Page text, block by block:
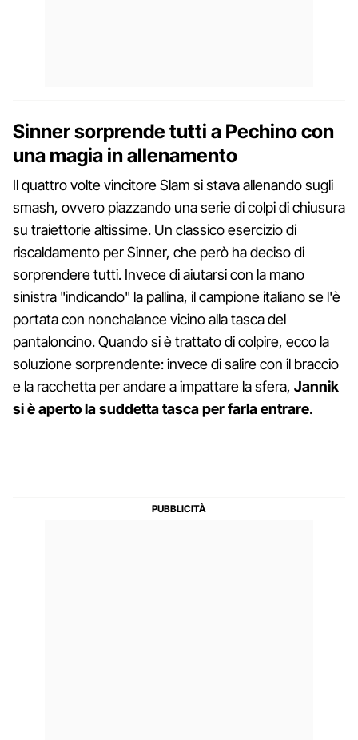
Sinner sorprende tutti a Pechino con
una magia in allenamento
Il quattro volte vincitore Slam si stava allenando sugli
smash, ovvero piazzando una serie di colpi di chiusura
su traiettorie altissime. Un classico esercizio di
riscaldamento per Sinner, che però ha deciso di
sorprendere tutti. Invece di aiutarsi con la mano
sinistra "indicando" la pallina, il campione italiano se l'è
portata con nonchalance vicino alla tasca del
pantaloncino. Quando si è trattato di colpire, ecco la
soluzione sorprendente: invece di salire con il braccio
e la racchetta per andare a impattare la sfera, Jannik
si è aperto la suddetta tasca per farla entrare.